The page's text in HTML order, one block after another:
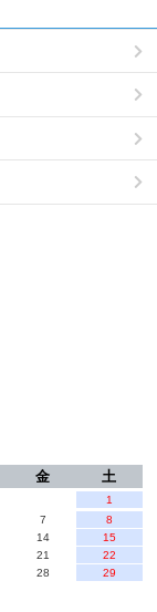
金 土
1
7
8
14
15
21
22
28
29